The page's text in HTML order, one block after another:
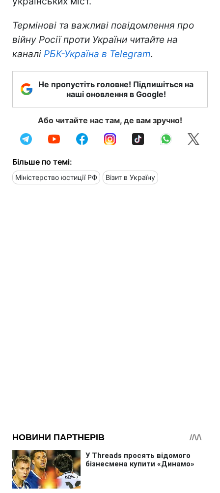
Термінові та важливі повідомлення про
війну Росії проти України читайте на
каналі РБК-Україна в Telegram.
Не пропустіть головне! Підпишіться на
наші оновлення в Google!
Або читайте нас там, де вам зручно!
Більше по темі:
Міністерство юстиції РФ Візит в Україну